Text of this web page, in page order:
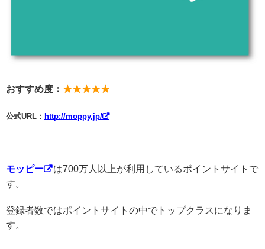
おすすめ度： ★★★★★
公式URL： http://moppy.jp/
モッピー
は700万人以上が利用しているポイントサイトで
す。
登録者数ではポイントサイトの中でトップクラスになりま
す。